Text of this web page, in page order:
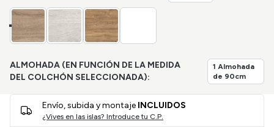
Envío, subida y montaje INCLUIDOS
¿Vives en las islas? Introduce tu C.P.
ALMOHADA (EN FUNCIÓN DE LA MEDIDA
DEL COLCHÓN SELECCIONADA):
1 Almohada
de 90cm